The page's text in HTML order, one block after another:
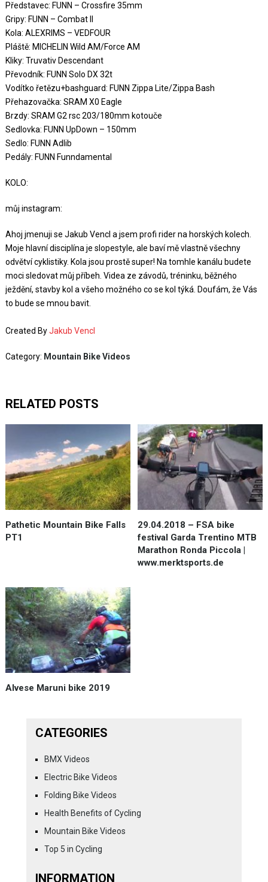
Představec: FUNN – Crossfire 35mm
Gripy: FUNN – Combat II
Kola: ALEXRIMS – VEDFOUR
Pláště: MICHELIN Wild AM/Force AM
Kliky: Truvativ Descendant
Převodník: FUNN Solo DX 32t
Vodítko řetězu+bashguard: FUNN Zippa Lite/Zippa Bash
Přehazovačka: SRAM X0 Eagle
Brzdy: SRAM G2 rsc 203/180mm kotouče
Sedlovka: FUNN UpDown – 150mm
Sedlo: FUNN Adlib
Pedály: FUNN Funndamental
KOLO:
můj instagram:
Ahoj jmenuji se Jakub Vencl a jsem profi rider na horských kolech.
Moje hlavní disciplína je slopestyle, ale baví mě vlastně všechny
odvětví cyklistiky. Kola jsou prostě super! Na tomhle kanálu budete
moci sledovat můj příbeh. Videa ze závodů, tréninku, běžného
ježdění, stavby kol a všeho možného co se kol týká. Doufám, že Vás
to bude se mnou bavit.
Created ByJakub Vencl
Category: Mountain Bike Videos
RELATED POSTS
Pathetic Mountain Bike Falls
PT1
29.04.2018 – FSA bike
festival Garda Trentino MTB
Marathon Ronda Piccola |
www.merktsports.de
Alvese Maruni bike‬ 2019
CATEGORIES
BMX Videos
Electric Bike Videos
Folding Bike Videos
Health Benefits of Cycling
Mountain Bike Videos
Top 5 in Cycling
INFORMATION